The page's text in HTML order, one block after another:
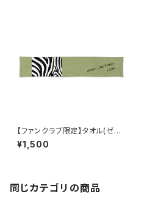
【ファンクラブ限定】タオル(ゼブ
ラ)
¥1,500
同じカテゴリの商品